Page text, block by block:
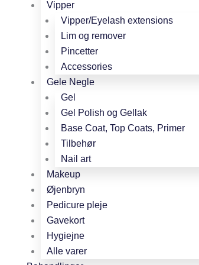
Vipper
Vipper/Eyelash extensions
Lim og remover
Pincetter
Accessories
Gele Negle
Gel
Gel Polish og Gellak
Base Coat, Top Coats, Primer
Tilbehør
Nail art
Makeup
Øjenbryn
Pedicure pleje
Gavekort
Hygiejne
Alle varer